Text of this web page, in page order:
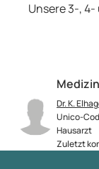
Dr. K.
Unico-
Hausarzt
Zuletzt
Unsere 3-,